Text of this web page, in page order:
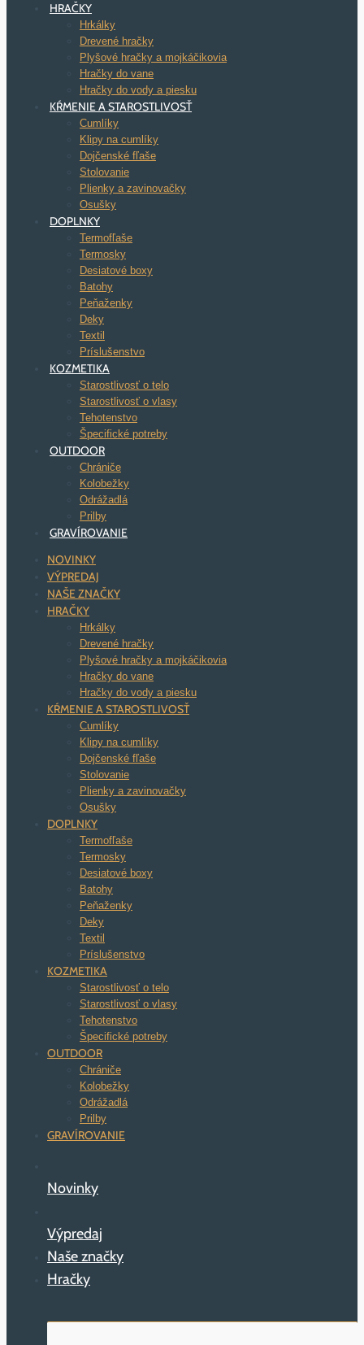
HRAČKY
Hrkálky
Drevené hračky
Plyšové hračky a mojkáčikovia
Hračky do vane
Hračky do vody a piesku
KŔMENIE A STAROSTLIVOSŤ
Cumlíky
Klipy na cumlíky
Dojčenské fľaše
Stolovanie
Plienky a zavinovačky
Osušky
DOPLNKY
Termofľaše
Termosky
Desiatové boxy
Batohy
Peňaženky
Deky
Textil
Príslušenstvo
KOZMETIKA
Starostlivosť o telo
Starostlivosť o vlasy
Tehotenstvo
Špecifické potreby
OUTDOOR
Chrániče
Kolobežky
Odrážadlá
Prilby
GRAVÍROVANIE
NOVINKY
VÝPREDAJ
NAŠE ZNAČKY
HRAČKY
Hrkálky
Drevené hračky
Plyšové hračky a mojkáčikovia
Hračky do vane
Hračky do vody a piesku
KŔMENIE A STAROSTLIVOSŤ
Cumlíky
Klipy na cumlíky
Dojčenské fľaše
Stolovanie
Plienky a zavinovačky
Osušky
DOPLNKY
Termofľaše
Termosky
Desiatové boxy
Batohy
Peňaženky
Deky
Textil
Príslušenstvo
KOZMETIKA
Starostlivosť o telo
Starostlivosť o vlasy
Tehotenstvo
Špecifické potreby
OUTDOOR
Chrániče
Kolobežky
Odrážadlá
Prilby
GRAVÍROVANIE
Novinky
Výpredaj
Naše značky
Hračky